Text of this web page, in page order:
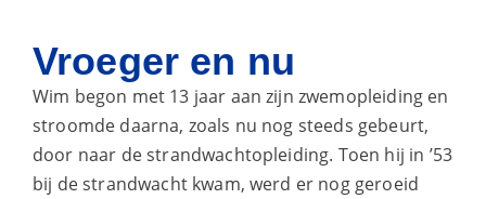
Vroeger en nu
Wim begon met 13 jaar aan zijn zwemopleiding en
stroomde daarna, zoals nu nog steeds gebeurt,
door naar de strandwachtopleiding. Toen hij in ’53
bij de strandwacht kwam, werd er nog geroeid